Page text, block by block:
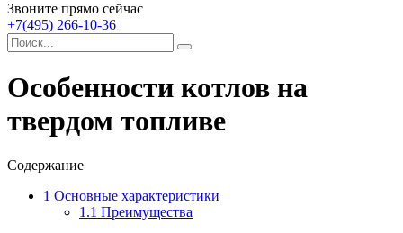
Звоните прямо сейчас
+7(495) 266-10-36
Особенности котлов на
твердом топливе
Содержание
1 Основные характеристики
1.1 Преимущества